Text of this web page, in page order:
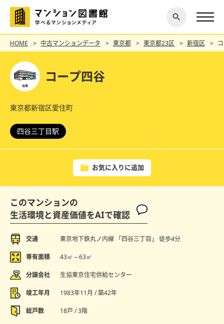
探す
閉じ
る
HOME 中古マンションデータ 東京都 東京都23区 新宿区
コープ四谷
東京都新宿区愛住町
四谷三丁目駅
お気に入りに追加
このマンションの
生活環境と資産価値をAIで確認
交通 東京地下鉄丸ノ内線 「四谷三丁目」 徒歩4分
専有面積 43㎡～63㎡
分譲会社 生協東京住宅供給センター
竣工年月 1983年11月 / 築42年
総戸数 18戸 / 3階